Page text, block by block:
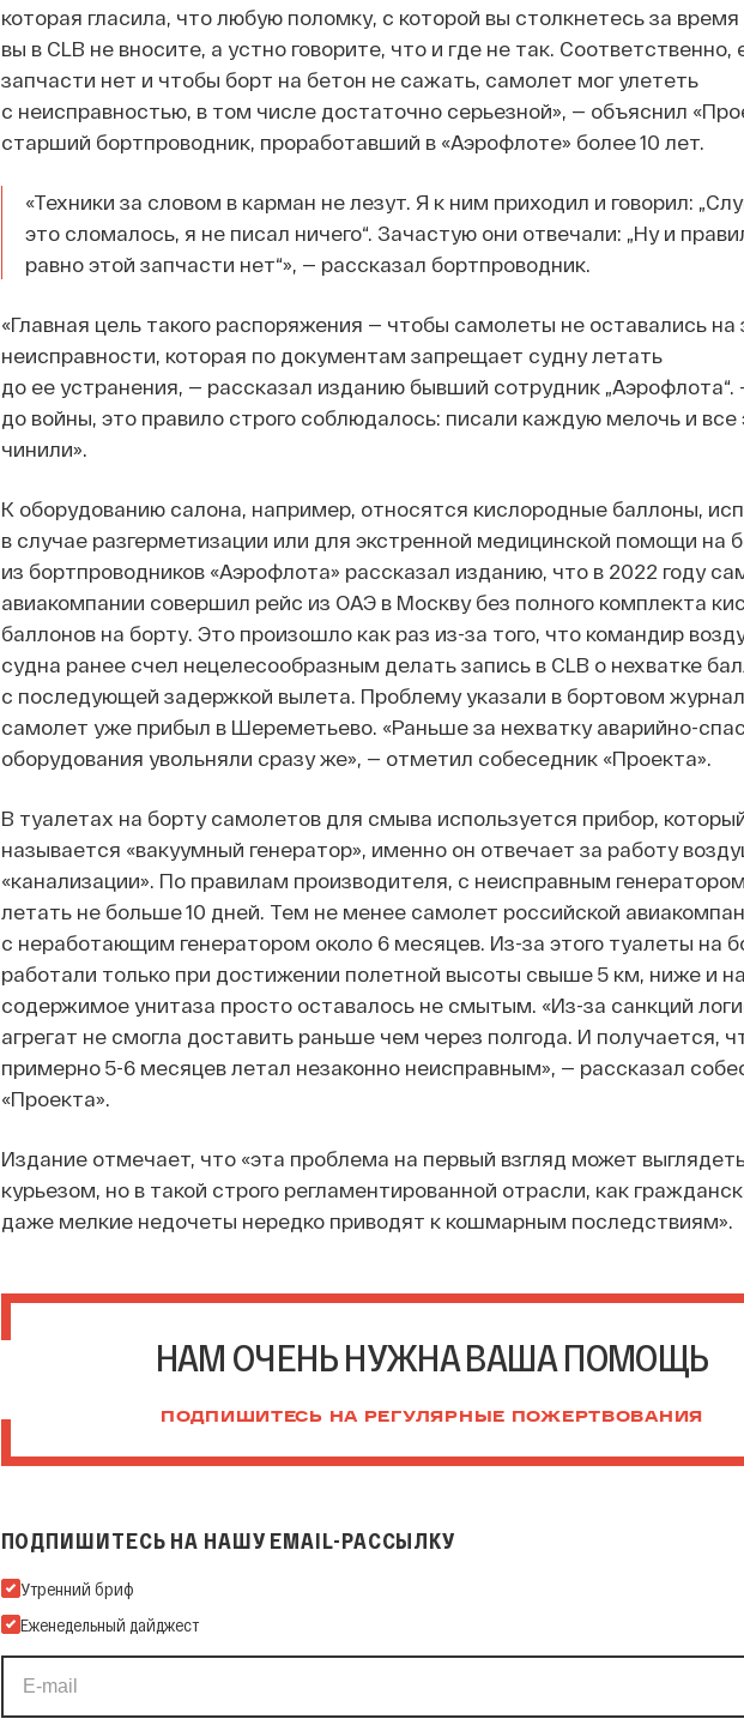
которая гласила, что любую поломку, с которой вы столкнетесь за время
вы в CLB не вносите, а устно говорите, что и где не так. Соответственно,
запчасти нет и чтобы борт на бетон не сажать, самолет мог улететь
с неисправностью, в том числе достаточно серьезной», — объяснил
старший бортпроводник, проработавший в «Аэрофлоте» более 10 лет.
«Техники за словом в карман не лезут. Я к ним приходил и говорил:
это сломалось, я не писал ничего“. Зачастую они отвечали: „Ну и
равно этой запчасти нет“», — рассказал бортпроводник.
«Главная цель такого распоряжения — чтобы самолеты не оставались на
неисправности, которая по документам запрещает судну летать
до ее устранения, — рассказал изданию бывший сотрудник „Аэрофлота“.
до войны, это правило строго соблюдалось: писали каждую мелочь и все
чинили».
К оборудованию салона, например, относятся кислородные баллоны,
в случае разгерметизации или для экстренной медицинской помощи на
из бортпроводников «Аэрофлота» рассказал изданию, что в 2022 году
авиакомпании совершил рейс из ОАЭ в Москву без полного комплекта
баллонов на борту. Это произошло как раз из-за того, что командир
судна ранее счел нецелесообразным делать запись в CLB о нехватке
с последующей задержкой вылета. Проблему указали в бортовом
самолет уже прибыл в Шереметьево. «Раньше за нехватку аварийно-
оборудования увольняли сразу же», — отметил собеседник «Проекта».
В туалетах на борту самолетов для смыва используется прибор,
называется «вакуумный генератор», именно он отвечает за работу
«канализации». По правилам производителя, с неисправным
летать не больше 10 дней. Тем не менее самолет российской
с неработающим генератором около 6 месяцев. Из-за этого туалеты на
работали только при достижении полетной высоты свыше 5 км, ниже и
содержимое унитаза просто оставалось не смытым. «Из-за санкций
агрегат не смогла доставить раньше чем через полгода. И получается,
примерно 5-6 месяцев летал незаконно неисправным», — рассказал
«Проекта».
Издание отмечает, что «эта проблема на первый взгляд может
курьезом, но в такой строго регламентированной отрасли, как
даже мелкие недочеты нередко приводят к кошмарным последствиям».
НАМ ОЧЕНЬ НУЖНА ВАША ПОМОЩЬ
ПОДПИШИТЕСЬ НА РЕГУЛЯРНЫЕ ПОЖЕРТВОВАНИЯ
ПОДПИШИТЕСЬ НА НАШУ EMAIL-РАССЫЛКУ
Подпишитесь на нашу Email-рассылку
Утренний бриф
Еженедельный дайджест